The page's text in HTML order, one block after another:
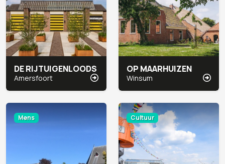
DE RIJTUIGENLOODS
Amersfoort
OP MAARHUIZEN
Winsum
Mens Cultuur